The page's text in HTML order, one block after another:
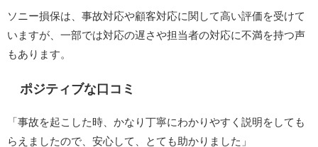
ソニー損保は、事故対応や顧客対応に関して高い評価を受けて
いますが、一部では対応の遅さや担当者の対応に不満を持つ声
もあります。​
ポジティブな口コミ
「事故を起こした時、かなり丁寧にわかりやすく説明をしても
らえましたので、安心して、とても助かりました」